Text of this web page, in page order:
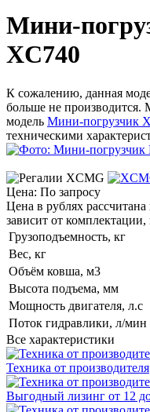
Мини-
XC740
К сожалению, данная
больше не производится.
модель Мини-погрузчик
техническими
Цена: По запросу
Цена в рублях
зависит от
Грузоподъемность, кг
Вес, кг
Объём ковша, м3
Высота подъема, мм
Мощность двигателя, л.с
Поток гидравлики, л/мин
Все характеристики
Техника от производителя
Выгодный лизинг от 12